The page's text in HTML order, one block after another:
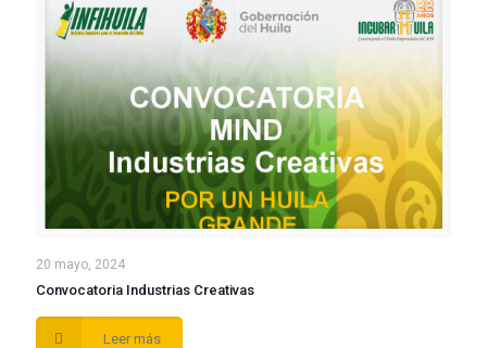
20 mayo, 2024
Convocatoria Industrias Creativas
Leer más